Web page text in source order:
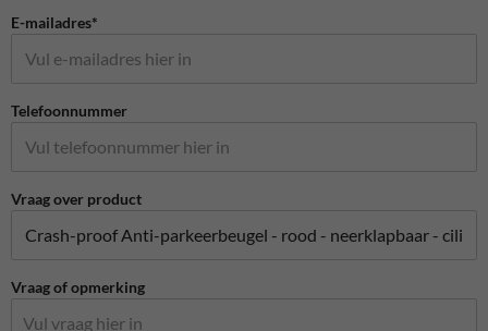
E-mailadres*
Telefoonnummer
Vraag over product
Vraag of opmerking